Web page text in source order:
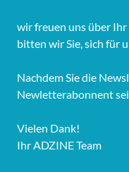
wir freuen uns über
bitten wir Sie, sich für
Nachdem Sie die
Newletterabonnent
Vielen Dank!
Ihr ADZINE Team